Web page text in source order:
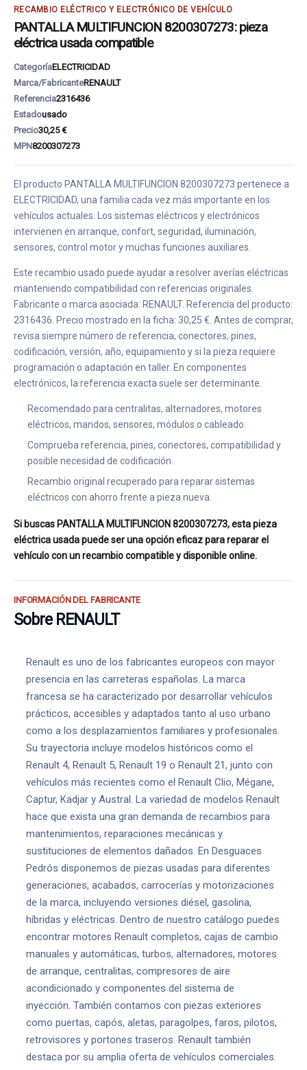
RECAMBIO ELÉCTRICO Y ELECTRÓNICO DE VEHÍCULO
PANTALLA MULTIFUNCION 8200307273: pieza
eléctrica usada compatible
CategoríaELECTRICIDAD
Marca/FabricanteRENAULT
Referencia2316436
Estadousado
Precio30,25 €
MPN8200307273
El producto PANTALLA MULTIFUNCION 8200307273 pertenece a
ELECTRICIDAD, una familia cada vez más importante en los
vehículos actuales. Los sistemas eléctricos y electrónicos
intervienen en arranque, confort, seguridad, iluminación,
sensores, control motor y muchas funciones auxiliares.
Este recambio usado puede ayudar a resolver averías eléctricas
manteniendo compatibilidad con referencias originales.
Fabricante o marca asociada: RENAULT. Referencia del producto:
2316436. Precio mostrado en la ficha: 30,25 €. Antes de comprar,
revisa siempre número de referencia, conectores, pines,
codificación, versión, año, equipamiento y si la pieza requiere
programación o adaptación en taller. En componentes
electrónicos, la referencia exacta suele ser determinante.
Recomendado para centralitas, alternadores, motores
eléctricos, mandos, sensores, módulos o cableado.
Comprueba referencia, pines, conectores, compatibilidad y
posible necesidad de codificación.
Recambio original recuperado para reparar sistemas
eléctricos con ahorro frente a pieza nueva.
Si buscas PANTALLA MULTIFUNCION 8200307273, esta pieza
eléctrica usada puede ser una opción eficaz para reparar el
vehículo con un recambio compatible y disponible online.
INFORMACIÓN DEL FABRICANTE
Sobre RENAULT
Renault es uno de los fabricantes europeos con mayor
presencia en las carreteras españolas. La marca
francesa se ha caracterizado por desarrollar vehículos
prácticos, accesibles y adaptados tanto al uso urbano
como a los desplazamientos familiares y profesionales.
Su trayectoria incluye modelos históricos como el
Renault 4, Renault 5, Renault 19 o Renault 21, junto con
vehículos más recientes como el Renault Clio, Mégane,
Captur, Kadjar y Austral. La variedad de modelos Renault
hace que exista una gran demanda de recambios para
mantenimientos, reparaciones mecánicas y
sustituciones de elementos dañados. En Desguaces
Pedrós disponemos de piezas usadas para diferentes
generaciones, acabados, carrocerías y motorizaciones
de la marca, incluyendo versiones diésel, gasolina,
híbridas y eléctricas. Dentro de nuestro catálogo puedes
encontrar motores Renault completos, cajas de cambio
manuales y automáticas, turbos, alternadores, motores
de arranque, centralitas, compresores de aire
acondicionado y componentes del sistema de
inyección. También contamos con piezas exteriores
como puertas, capós, aletas, paragolpes, faros, pilotos,
retrovisores y portones traseros. Renault también
destaca por su amplia oferta de vehículos comerciales.